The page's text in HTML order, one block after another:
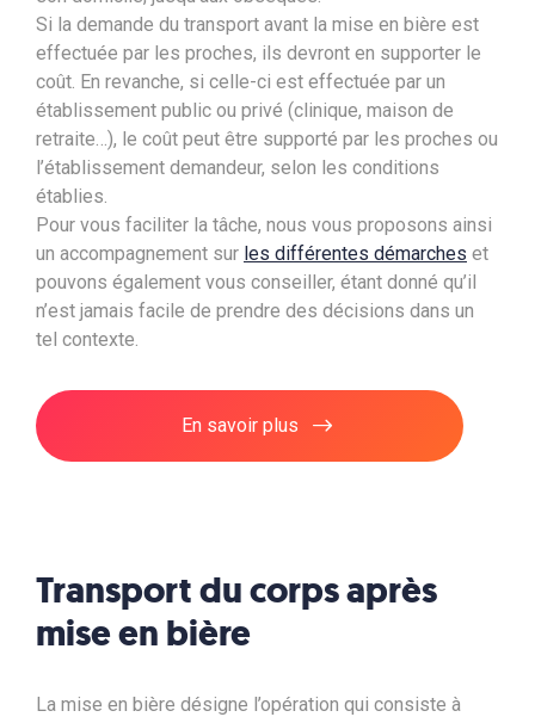
Si la demande du transport avant la mise en bière est
effectuée par les proches, ils devront en supporter le
coût. En revanche, si celle-ci est effectuée par un
établissement public ou privé (clinique, maison de
retraite…), le coût peut être supporté par les proches ou
l’établissement demandeur, selon les conditions
établies.
Pour vous faciliter la tâche, nous vous proposons ainsi
un accompagnement sur les différentes démarches et
pouvons également vous conseiller, étant donné qu’il
n’est jamais facile de prendre des décisions dans un
tel contexte.
En savoir plus
Transport du corpsaprès
mise en bière
La mise en bière désigne l’opération qui consiste à